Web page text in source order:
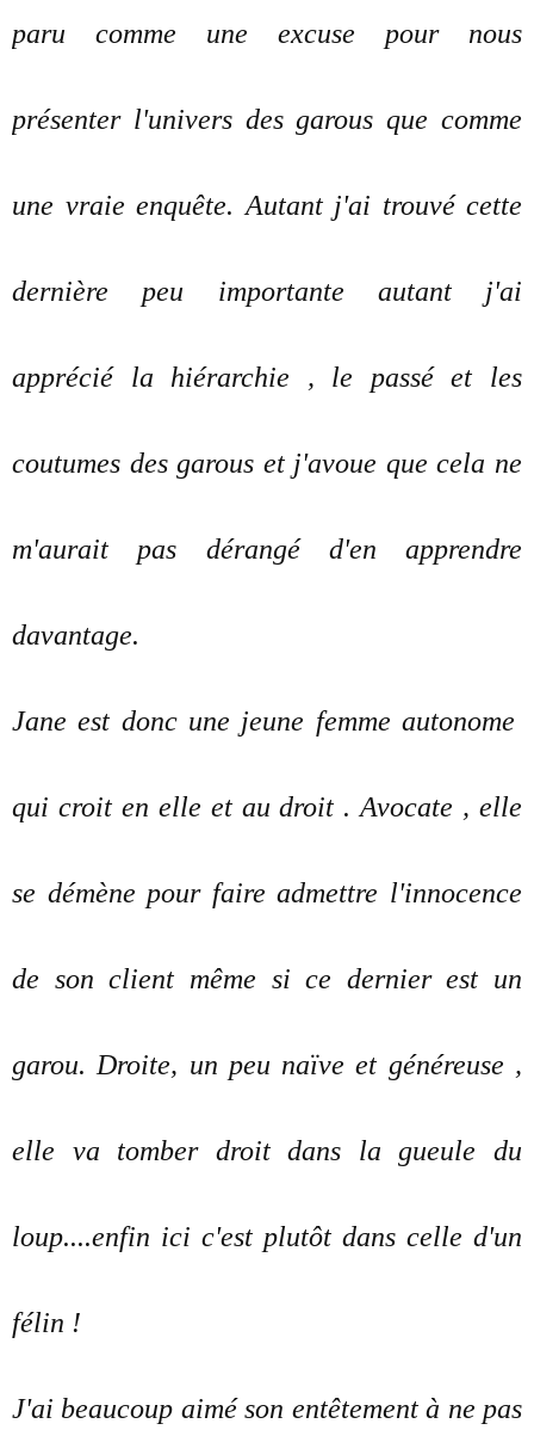
paru comme une excuse pour nous
présenter l'univers des garous que comme
une vraie enquête. Autant j'ai trouvé cette
dernière peu importante autant j'ai
apprécié la hiérarchie , le passé et les
coutumes des garous et j'avoue que cela ne
m'aurait pas dérangé d'en apprendre
davantage.
Jane est donc une jeune femme autonome
qui croit en elle et au droit . Avocate , elle
se démène pour faire admettre l'innocence
de son client même si ce dernier est un
garou. Droite, un peu naïve et généreuse ,
elle va tomber droit dans la gueule du
loup....enfin ici c'est plutôt dans celle d'un
félin !
J'ai beaucoup aimé son entêtement à ne pas